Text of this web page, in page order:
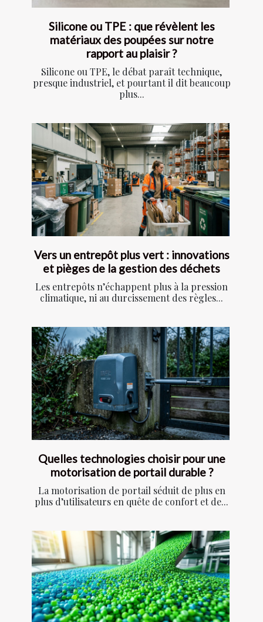
Silicone ou TPE : que révèlent les
matériaux des poupées sur notre
rapport au plaisir ?
Silicone ou TPE, le débat paraît technique,
presque industriel, et pourtant il dit beaucoup
plus...
Vers un entrepôt plus vert : innovations
et pièges de la gestion des déchets
Les entrepôts n’échappent plus à la pression
climatique, ni au durcissement des règles...
Quelles technologies choisir pour une
motorisation de portail durable ?
La motorisation de portail séduit de plus en
plus d’utilisateurs en quête de confort et de...